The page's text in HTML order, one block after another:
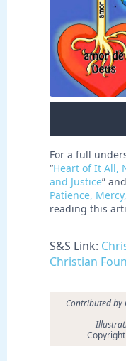
For a full
“Heart of It All,
and Justice”
Patience,
reading this
S&S Link:
Christian
Contributed by